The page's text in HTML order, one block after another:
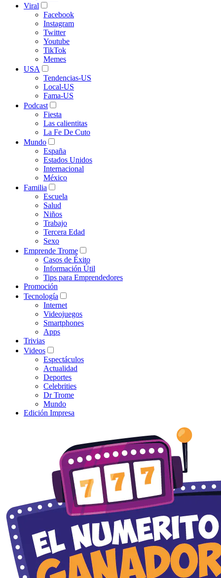
Viral
Facebook
Instagram
Twitter
Youtube
TikTok
Memes
USA
Tendencias-US
Local-US
Fama-US
Podcast
Fiesta
Las calientitas
La Fe De Cuto
Mundo
España
Estados Unidos
Internacional
México
Familia
Escuela
Salud
Niños
Trabajo
Tercera Edad
Sexo
Emprende Trome
Casos de Éxito
Información Útil
Tips para Emprendedores
Promoción
Tecnología
Internet
Videojuegos
Smartphones
Apps
Trivias
Videos
Espectáculos
Actualidad
Deportes
Celebrities
Dr Trome
Mundo
Edición Impresa